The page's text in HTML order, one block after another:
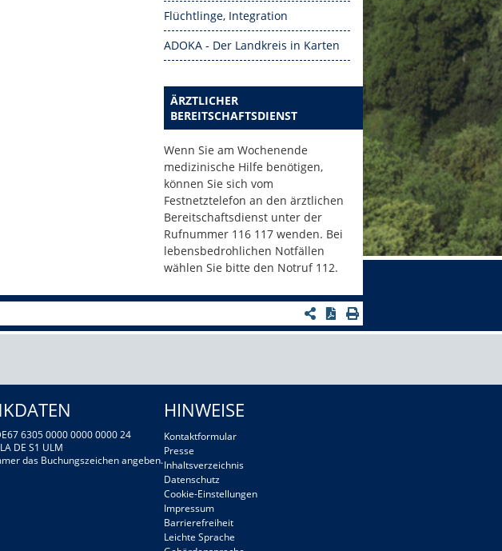
Flüchtlinge, Integration
ADOKA - Der Landkreis in Karten
ÄRZTLICHER
BEREITSCHAFTSDIENST
Wenn Sie am Wochenende
medizinische Hilfe benötigen,
können Sie sich vom
Festnetztelefon an den ärztlichen
Bereitschaftsdienst unter der
Rufnummer 116 117 wenden. Bei
lebensbedrohlichen Notfällen
wählen Sie bitte den Notruf 112.
6305 0000 0000 0000 24
DE S1 ULM
das Buchungszeichen angeben.
HINWEISE
Kontaktformular
Presse
Inhaltsverzeichnis
Datenschutz
Cookie-Einstellungen
Impressum
Barrierefreiheit
Leichte Sprache